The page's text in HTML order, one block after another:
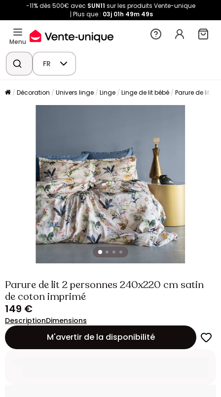
-11% dès 500€ avec SUN11 sur les produits Vente-unique
Plus que : 03j 01h 49m 48s
Menu
FR
Décoration Univers linge Linge Linge de lit bébé Parure de lit
Parure de lit 2 personnes 240x220 cm satin
de coton imprimé
149 €
DescriptionDimensions
M'avertir de la disponibilité